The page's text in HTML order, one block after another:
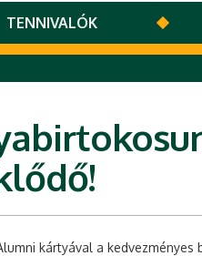
TENNIVALÓK
kártyával a